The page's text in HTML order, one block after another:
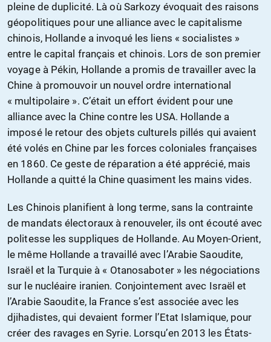
pleine de duplicité. Là où Sarkozy évoquait des raisons
géopolitiques pour une alliance avec le capitalisme
chinois, Hollande a invoqué les liens « socialistes »
entre le capital français et chinois. Lors de son premier
voyage à Pékin, Hollande a promis de travailler avec la
Chine à promouvoir un nouvel ordre international
« multipolaire ». C’était un effort évident pour une
alliance avec la Chine contre les USA. Hollande a
imposé le retour des objets culturels pillés qui avaient
été volés en Chine par les forces coloniales françaises
en 1860. Ce geste de réparation a été apprécié, mais
Hollande a quitté la Chine quasiment les mains vides.
Les Chinois planifient à long terme, sans la contrainte
de mandats électoraux à renouveler, ils ont écouté avec
politesse les suppliques de Hollande. Au Moyen-Orient,
le même Hollande a travaillé avec l’Arabie Saoudite,
Israël et la Turquie à « Otanosaboter » les négociations
sur le nucléaire iranien. Conjointement avec Israël et
l’Arabie Saoudite, la France s’est associée avec les
djihadistes, qui devaient former l’Etat Islamique, pour
créer des ravages en Syrie. Lorsqu’en 2013 les États-